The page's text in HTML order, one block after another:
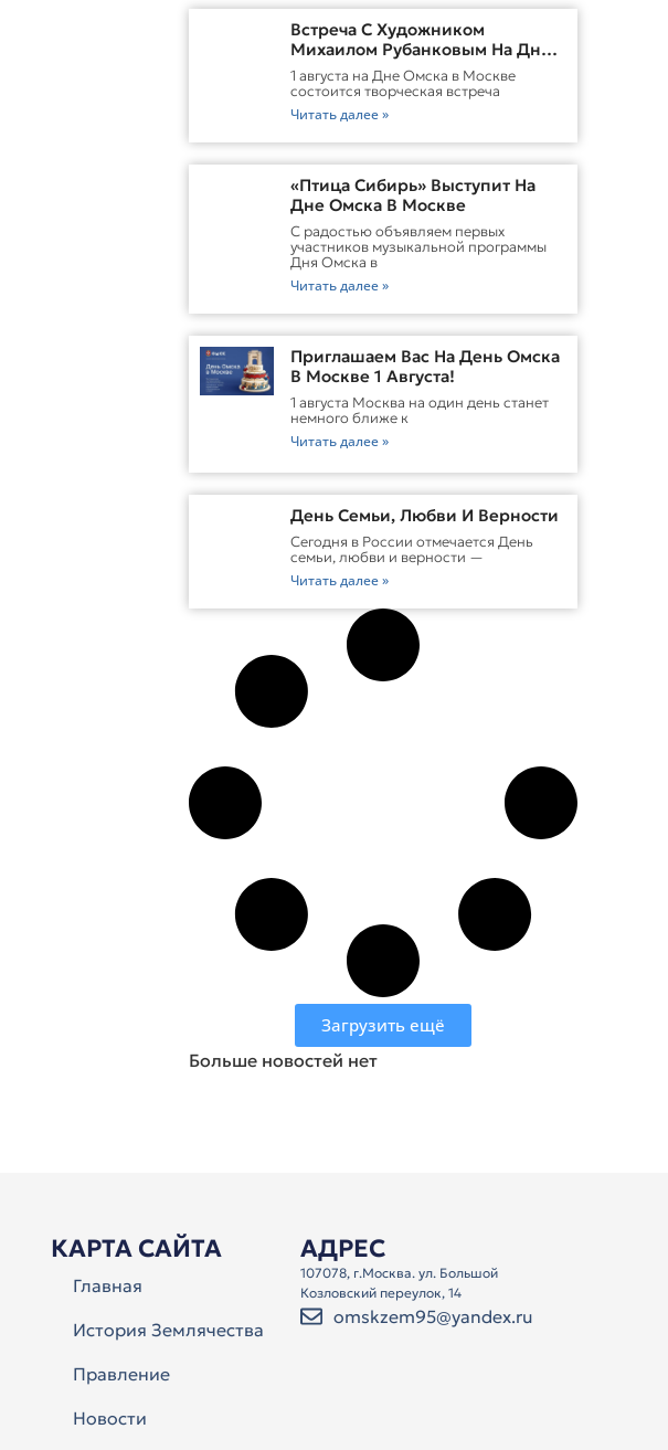
Встреча С Художником
Михаилом Рубанковым На Дне
Омска В Москве
1 августа на Дне Омска в Москве
состоится творческая встреча
Читать далее »
«Птица Сибирь» Выступит На
Дне Омска В Москве
С радостью объявляем первых
участников музыкальной программы
Дня Омска в
Читать далее »
Приглашаем Вас На День Омска
В Москве 1 Августа!
1 августа Москва на один день станет
немного ближе к
Читать далее »
День Семьи, Любви И Верности
Сегодня в России отмечается День
семьи, любви и верности —
Читать далее »
Загрузить ещё
Больше новостей нет
КАРТА САЙТА
Главная
История Землячества
Правление
Новости
АДРЕС
107078, г.Москва. ул. Большой
Козловский переулок, 14
omskzem95@yandex.ru